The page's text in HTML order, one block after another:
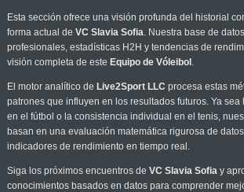
Esta sección ofrece una visión profunda del historial
forma actual de VC Slavia Sofia. Nuestra base de
profesionales, estadísticas H2H y tendencias de
visión completa de este Equipo de Vóleibol .
El motor analítico de Live2Sport LLC procesa estas
patrones que influyen en los resultados futuros. Ya
en el fútbol o la consistencia individual en el tenis,
basan en una evaluación matemática rigurosa de
indicadores de rendimiento en tiempo real.
Siga los próximos encuentros de VC Slavia Sofiay
conocimientos basados en datos para comprender